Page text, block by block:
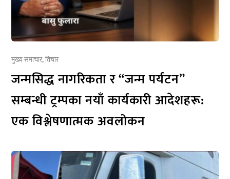
मुख्य समाचार,विचार
जन्मसिद्ध नागरिकता र “जन्म पर्यटन”
सम्बन्धी ट्रम्पका नयाँ कार्यकारी आदेशहरू:
एक विश्लेषणात्मक अवलोकन